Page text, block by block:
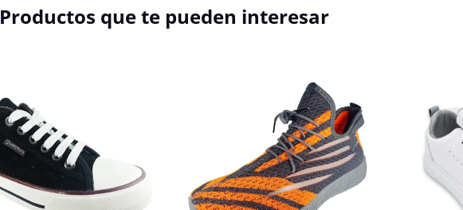
Productos que te pueden interesar